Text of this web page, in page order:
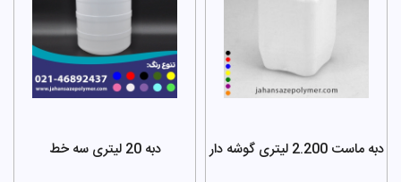
دبه ماست 2.200 لیتری گوشه دار دبه 20 لیتری سه خط